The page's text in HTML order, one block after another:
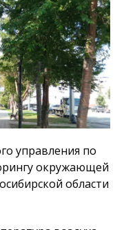
управления по
окружающей
области